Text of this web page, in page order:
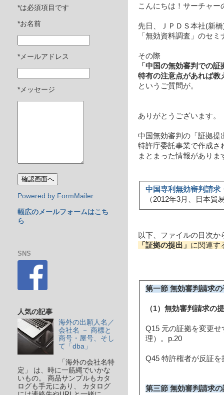
こんにちは！サーチャー
先日、ＪＰＤＳ本社(新
「無効資料調査」のセ
その際
「中国の無効審判での
特有の注意点があれば教
というご質問が。
ありがとうございます。
中国無効審判の「証拠提
特許庁委託事業で作成さ
まとまった情報がありま
中国専利無効審判請求
（2012年3月、日本貿
以下、ファイルの目次か
「証拠の提出」 に関連す
第一節 無効審判請求
（1）無効審判請求の
Q15 元の証拠を変更
理）。p.20
Q45 特許権者が反証
第三節 無効審判請求
*は必須項目です
*お名前
*メールアドレス
*メッセージ
Powered by FormMailer.
幅広のメールフォームはこち
ら
SNS
人気の記事
海外の出願人名／
会社名 － 商標と
商号・屋号、そし
て「dba」
「海外の会社名特
定」 は、時に一筋縄でいかな
いもの。 商品サンプルもカタ
ログも手元にあり、 カタログ